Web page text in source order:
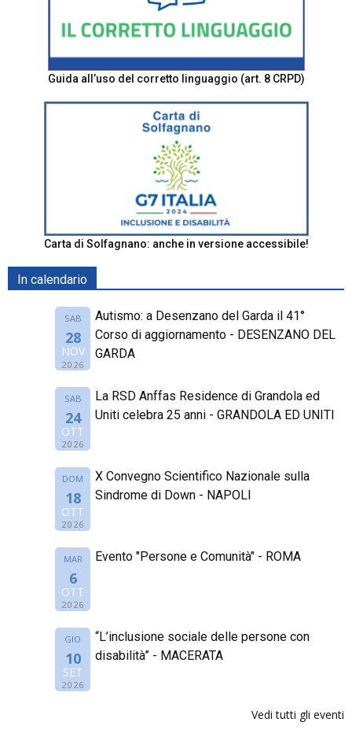
Guida all’uso del corretto linguaggio (art. 8 CRPD)
Carta di Solfagnano: anche in versione accessibile!
In calendario
SAB
28
NOV
2026
Autismo: a Desenzano del Garda il 41°
Corso di aggiornamento - DESENZANO DEL
GARDA
SAB
24
OTT
2026
La RSD Anffas Residence di Grandola ed
Uniti celebra 25 anni - GRANDOLA ED UNITI
DOM
18
OTT
2026
X Convegno Scientifico Nazionale sulla
Sindrome di Down - NAPOLI
MAR
6
OTT
2026
Evento "Persone e Comunità" - ROMA
GIO
10
SET
2026
“L’inclusione sociale delle persone con
disabilità” - MACERATA
Vedi tutti gli eventi